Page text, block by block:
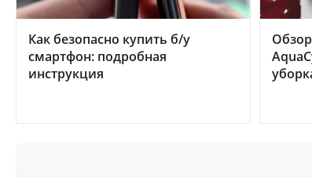
Как безопасно купить б/у
смартфон: подробная
инструкция